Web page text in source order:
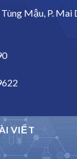
Mậu, P. Mai
VIẾT